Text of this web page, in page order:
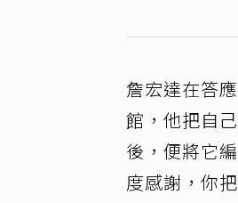
詹宏達在答
館，他把自
後，便將它
度感謝，你